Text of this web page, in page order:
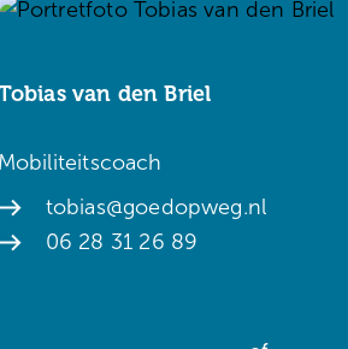
van den Briel
Mobiliteitscoach
tobias@goedopweg.nl
06 28 31 26 89